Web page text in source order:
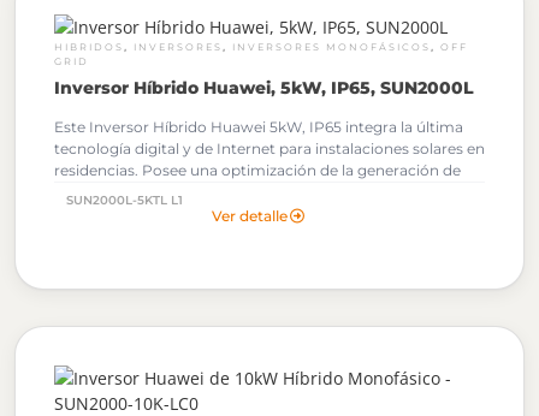
HIBRIDOS INVERSORES INVERSORES MONOFÁSICOS
OFF
GRID
Inversor Híbrido Huawei, 5kW, IP65, SUN2000L
Este Inversor Híbrido Huawei 5kW, IP65 integra la última
tecnología digital y de Internet para instalaciones solares en
residencias. Posee una optimización de la generación de
energía fotovoltaica, una interfaz integrada de batería plug
and play y una gestión de energía para hogares
SUN2000L-5KTL L1
Ver detalle